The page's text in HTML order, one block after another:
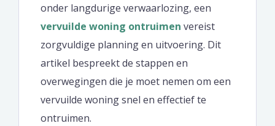
onder langdurige verwaarlozing, een
vervuilde woning ontruimen vereist
zorgvuldige planning en uitvoering. Dit
artikel bespreekt de stappen en
overwegingen die je moet nemen om een
vervuilde woning snel en effectief te
ontruimen.